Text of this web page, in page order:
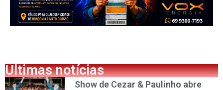
Últimas notícias
Show de Cezar & Paulinho abre